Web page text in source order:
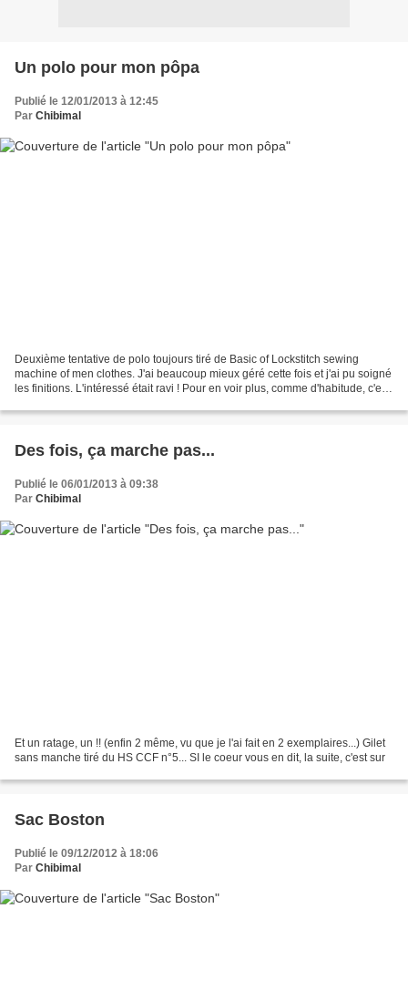
Un polo pour mon pôpa
Publié le 12/01/2013 à 12:45
Par Chibimal
Deuxième tentative de polo toujours tiré de Basic of Lockstitch sewing
machine of men clothes. J'ai beaucoup mieux géré cette fois et j'ai pu soigné
les finitions. L'intéressé était ravi ! Pour en voir plus, comme d'habitude, c'est
Des fois, ça marche pas...
Publié le 06/01/2013 à 09:38
Par Chibimal
Et un ratage, un !! (enfin 2 même, vu que je l'ai fait en 2 exemplaires...) Gilet
sans manche tiré du HS CCF n°5... SI le coeur vous en dit, la suite, c'est sur
Sac Boston
Publié le 09/12/2012 à 18:06
Par Chibimal